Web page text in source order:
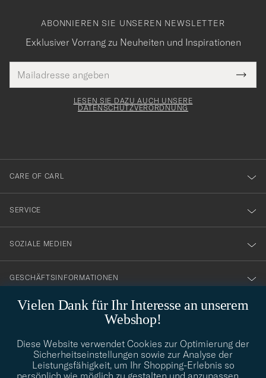
Vielen Dank für Ihr Interesse an unserem
Webshop!
Diese Website verwendet Cookies zur Optimierung der
Sicherheitseinstellungen sowie zur Analyse der
Leistungsfähigkeit, um Ihr Shopping-Erlebnis so
persönlich wie möglich zu gestalten und anzupassen.
ABONNIEREN SIE UNSEREN NEWSLETTER
Exklusiver Vorrang zu Neuheiten und Inspirationen
Mail
Adresse
Tack
för
dig
till
vårt
nyhetsbrev!
LESEN SIE DAZU AUCH UNSERE
DATENSCHUTZVERORDNUNG
CARE OF CARL
SERVICE
SOZIALE MEDIEN
GESCHÄFTSINFORMATIONEN
Benötigen Sie Hilfe bei der Suche nach Ihrem persönlichen Stil?
Wenden Sie sich an uns, wir helfen Ihnen gerne weiter!